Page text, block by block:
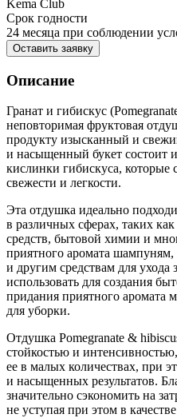
Kema Club
Срок годности
24 месяца при соблюдении
Оставить заявку
Описание
Гранат и гибискус
неповторимая фруктовая
продукту изысканный и
и насыщенный букет состоит
кислинки гибискуса, которые
свежести и легкости.
Эта отдушка идеально
в различных сферах, таких
средств, бытовой химии и
приятного аромата
и другим средствам для
использовать для создания
придания приятного аромата
для уборки.
Отдушка Pomegranate &
стойкостью и
ее в малых количествах, при
и насыщенных результатов.
значительно сэкономить на
не уступая при этом в